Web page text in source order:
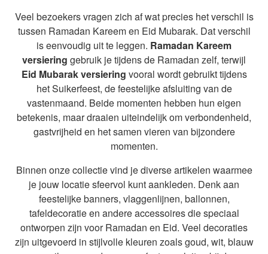
Veel bezoekers vragen zich af wat precies het verschil is
tussen Ramadan Kareem en Eid Mubarak. Dat verschil
is eenvoudig uit te leggen. Ramadan Kareem
versiering gebruik je tijdens de Ramadan zelf, terwijl
Eid Mubarak versiering vooral wordt gebruikt tijdens
het Suikerfeest, de feestelijke afsluiting van de
vastenmaand. Beide momenten hebben hun eigen
betekenis, maar draaien uiteindelijk om verbondenheid,
gastvrijheid en het samen vieren van bijzondere
momenten.
Binnen onze collectie vind je diverse artikelen waarmee
je jouw locatie sfeervol kunt aankleden. Denk aan
feestelijke banners, vlaggenlijnen, ballonnen,
tafeldecoratie en andere accessoires die speciaal
ontworpen zijn voor Ramadan en Eid. Veel decoraties
zijn uitgevoerd in stijlvolle kleuren zoals goud, wit, blauw